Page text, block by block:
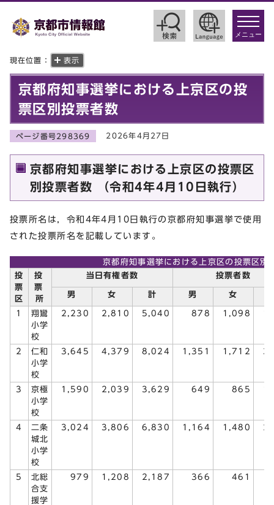
toggle
メニュー
現在位置： 表示
京都府知事選挙における上京区の投
票区別投票者数
ページ番号298369 2026年4月27日
京都府知事選挙における上京区の投票区
別投票者数 （令和4年4月10日執行）
投票所名は，令和4年4月10日執行の京都府知事選挙で使用
された投票所名を記載しています。
京都府知事選挙における上京区の投票区別
投
票
区
投
票
所
当日有権者数 投票者数
男 女 計 男 女
1
翔鸞
小学
校
2,230 2,810 5,040 878 1,098
2
仁和
小学
校
3,645 4,379 8,024 1,351 1,712
3
京極
小学
校
1,590 2,039 3,629 649 865
4
二条
城北
小学
校
3,024 3,806 6,830 1,164 1,480
5
北総
合支
援学
979 1,208 2,187 366 461